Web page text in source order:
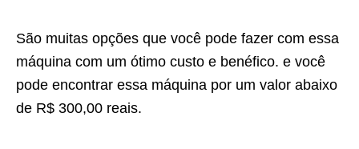
São muitas opções que você pode fazer com essa
máquina com um ótimo custo e benéfico. e você
pode encontrar essa máquina por um valor abaixo
de R$ 300,00 reais.